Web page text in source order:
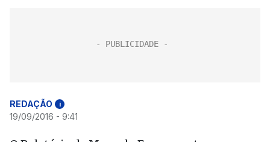
REDAÇÃO i
19/09/2016 - 9:41